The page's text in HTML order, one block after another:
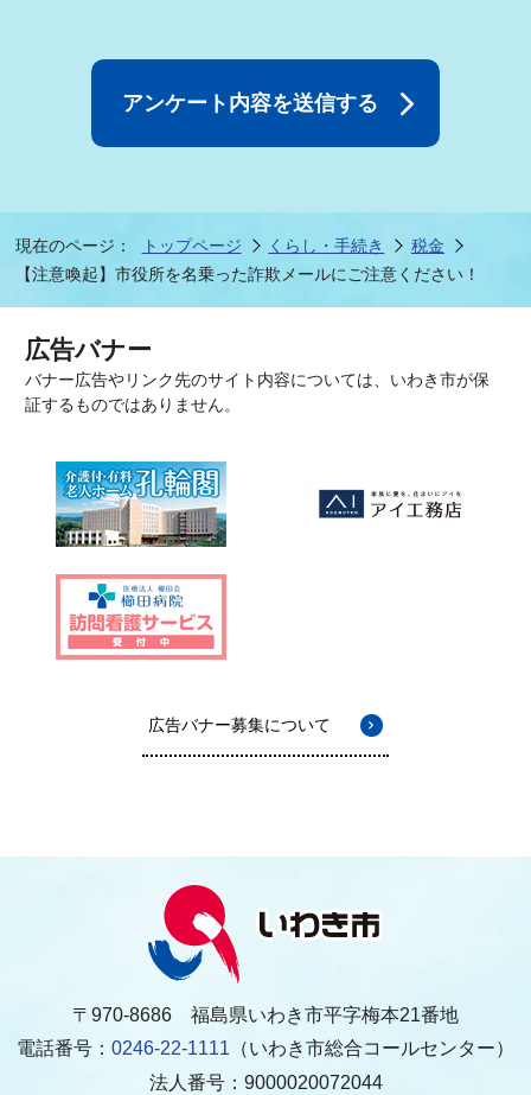
現在のページ： トップページ くらし・手続き
税金
【注意喚起】市役所を名乗った詐欺メールにご注意ください！
広告バナー
バナー広告やリンク先のサイト内容については、いわき市が保
証するものではありません。
広告バナー募集について
〒970-8686 福島県いわき市平字梅本21番地
電話番号： 0246-22-1111 （いわき市総合コールセンター）
法人番号：9000020072044